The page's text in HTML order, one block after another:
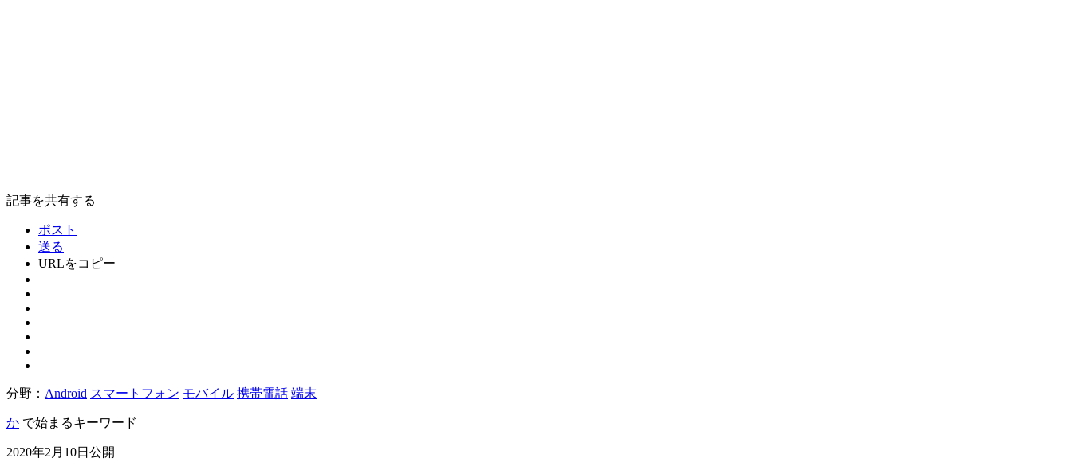
記事を共有する
ポスト
送る
URLをコピー
分野： Android スマートフォン モバイル 携帯電話 端末
か で始まるキーワード
2020年2月10日公開